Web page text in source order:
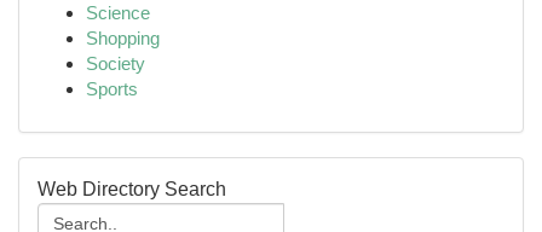
Science
Shopping
Society
Sports
Web Directory Search